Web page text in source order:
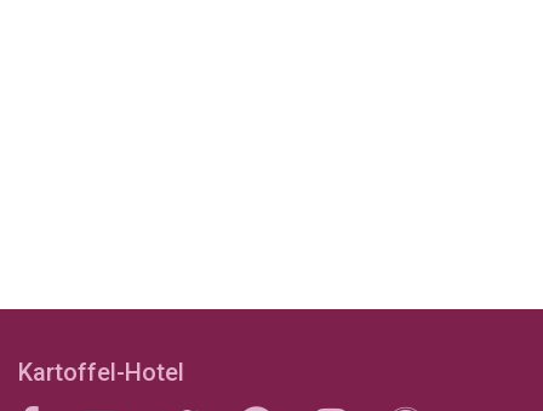
Kartoffel-Hotel